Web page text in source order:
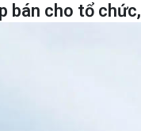
bán cho tổ